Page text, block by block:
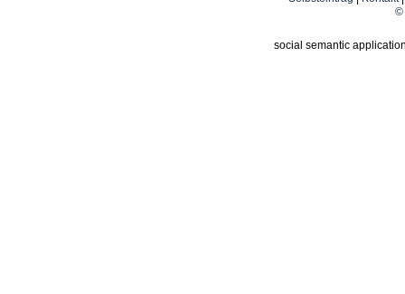
©
social semantic